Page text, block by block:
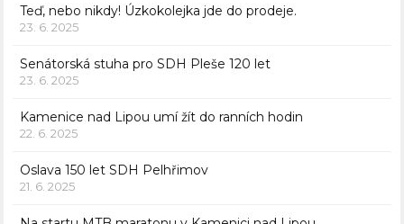
Teď, nebo nikdy! Úzkokolejka jde do prodeje.
23. 6. 2025
Senátorská stuha pro SDH Pleše 120 let
23. 6. 2025
Kamenice nad Lipou umí žít do ranních hodin
22. 6. 2025
Oslava 150 let SDH Pelhřimov
21. 6. 2025